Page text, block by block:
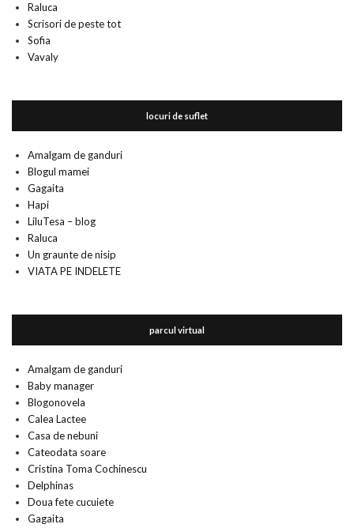
Raluca
Scrisori de peste tot
Sofia
Vavaly
locuri de suflet
Amalgam de ganduri
Blogul mamei
Gagaita
Hapi
LiluTesa – blog
Raluca
Un graunte de nisip
VIATA PE INDELETE
parcul virtual
Amalgam de ganduri
Baby manager
Blogonovela
Calea Lactee
Casa de nebuni
Cateodata soare
Cristina Toma Cochinescu
Delphinas
Doua fete cucuiete
Gagaita